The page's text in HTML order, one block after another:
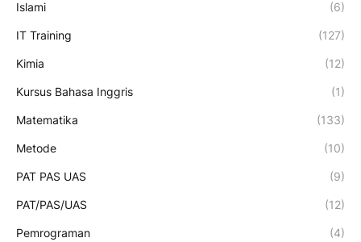
Islami (6)
IT Training (127)
Kimia (12)
Kursus Bahasa Inggris (1)
Matematika (133)
Metode (10)
PAT PAS UAS (9)
PAT/PAS/UAS (12)
Pemrograman (4)